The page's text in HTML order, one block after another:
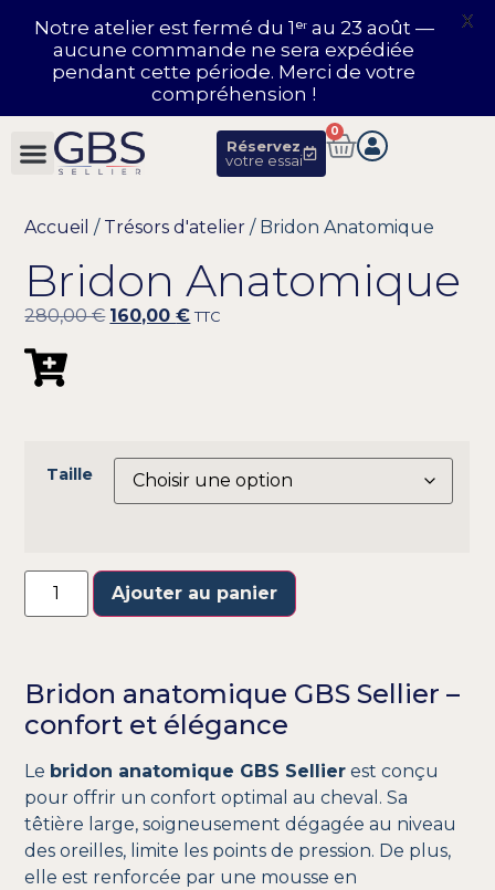
Réservez
votre essai
0
Accueil / Trésors d'atelier / Bridon Anatomique
Bridon Anatomique
280,00€ 160,00€ TTC
Taille
Ajouter au panier
Bridon anatomique GBS Sellier –
confort et élégance
Le bridon anatomique GBS Sellier est conçu
pour offrir un confort optimal au cheval. Sa
têtière large, soigneusement dégagée au niveau
des oreilles, limite les points de pression. De plus,
elle est renforcée par une mousse en
Notre atelier est fermé du 1ᵉʳ au 23 août —
aucune commande ne sera expédiée
pendant cette période. Merci de votre
compréhension !
X